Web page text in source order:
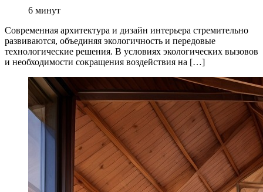
6 минут
Современная архитектура и дизайн интерьера стремительно
развиваются, объединяя экологичность и передовые
технологические решения. В условиях экологических вызовов
и необходимости сокращения воздействия на […]